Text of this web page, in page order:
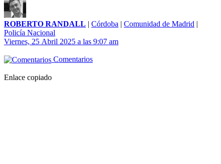
ROBERTO RANDALL | Córdoba | Comunidad de Madrid |
Policía Nacional
Viernes, 25 Abril 2025 a las 9:07 am
Comentarios
Enlace copiado